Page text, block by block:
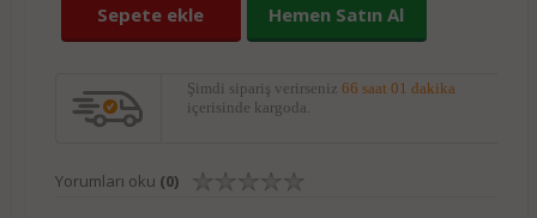
Sepete ekle Hemen Satın Al
Şimdi sipariş verirseniz 66 saat 01 dakika
içerisinde kargoda.
Yorumları oku (0)